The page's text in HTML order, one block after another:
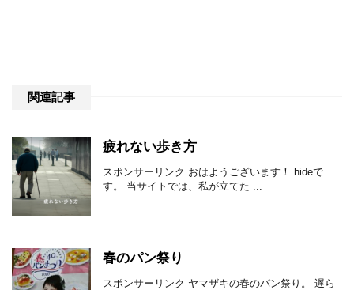
関連記事
疲れない歩き方
スポンサーリンク おはようございます！ hideで
す。 当サイトでは、私が立てた ...
春のパン祭り
スポンサーリンク ヤマザキの春のパン祭り。 遅ら